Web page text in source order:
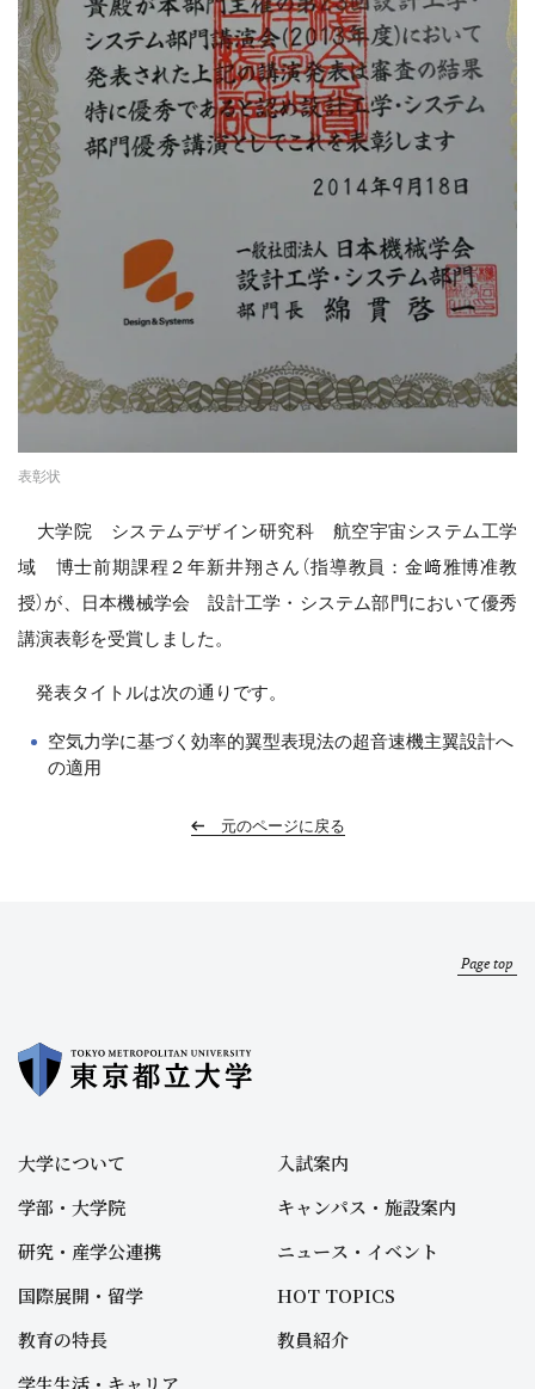
表彰状
大学院 システムデザイン研究科 航空宇宙システム工学
域 博士前期課程２年新井翔さん（指導教員：金﨑雅博准教
授）が、日本機械学会 設計工学・システム部門において優秀
講演表彰を受賞しました。
発表タイトルは次の通りです。
空気力学に基づく効率的翼型表現法の超音速機主翼設計へ
の適用
元のページに戻る
Page top
大学について
学部・大学院
研究・産学公連携
国際展開・留学
教育の特長
学生生活・キャリア
入試案内
キャンパス・施設案内
ニュース・イベント
HOT TOPICS
教員紹介